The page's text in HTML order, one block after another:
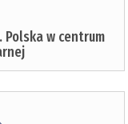
Polska w centrum